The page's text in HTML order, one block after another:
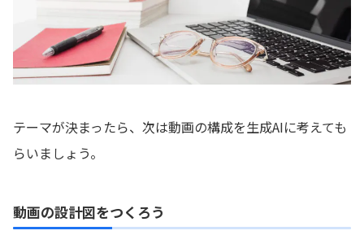
テーマが決まったら、次は動画の構成を生成AIに考えても
らいましょう。
動画の設計図をつくろう